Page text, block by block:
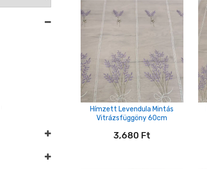
Hímzett Levendula Mintás
Vitrázsfüggöny 60cm
3,680 Ft